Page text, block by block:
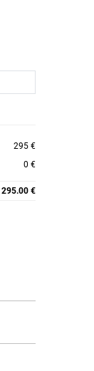
295 €
0 €
295.00 €